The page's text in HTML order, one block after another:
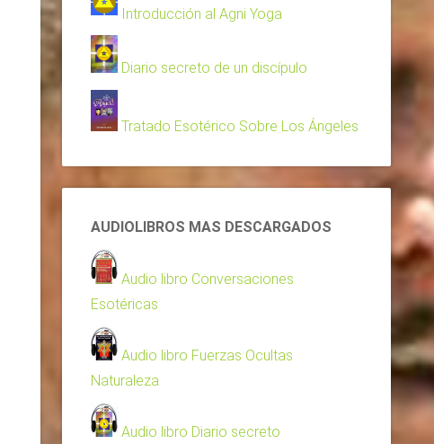
Introducción al Agni Yoga
Diario secreto de un discípulo
Tratado Esotérico Sobre Los Ángeles
AUDIOLIBROS MAS DESCARGADOS
Audio libro Conversaciones
Esotéricas
Audio libro Fuerzas Ocultas
Naturaleza
Audio libro Diario secreto